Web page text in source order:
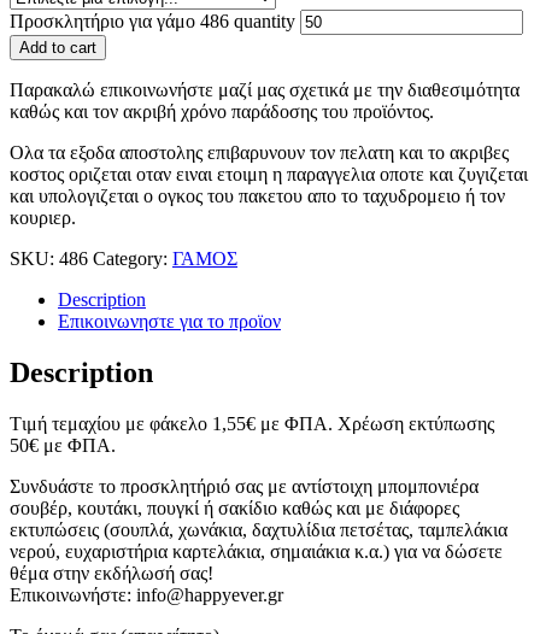
Προσκλητήριο για γάμο 486 quantity
Add to cart
Παρακαλώ επικοινωνήστε μαζί μας σχετικά με την διαθεσιμότητα
καθώς και τον ακριβή χρόνο παράδοσης του προϊόντος.
Ολα τα εξοδα αποστολης επιβαρυνουν τον πελατη και το ακριβες
κοστος οριζεται οταν ειναι ετοιμη η παραγγελια οποτε και ζυγιζεται
και υπολογιζεται ο ογκος του πακετου απο το ταχυδρομειο ή τον
κουριερ.
SKU: 486 Category: ΓΑΜΟΣ
Description
Επικοινωνηστε για το προϊoν
Description
Tιμή τεμαχίου με φάκελο 1,55€ με ΦΠΑ. Χρέωση εκτύπωσης
50€ με ΦΠΑ.
Συνδυάστε το προσκλητήριό σας με αντίστοιχη μπομπονιέρα
σουβέρ, κουτάκι, πουγκί ή σακίδιο καθώς και με διάφορες
εκτυπώσεις (σουπλά, χωνάκια, δαχτυλίδια πετσέτας, ταμπελάκια
νερού, ευχαριστήρια καρτελάκια, σημαιάκια κ.α.) για να δώσετε
θέμα στην εκδήλωσή σας!
Επικοινωνήστε: info@happyever.gr